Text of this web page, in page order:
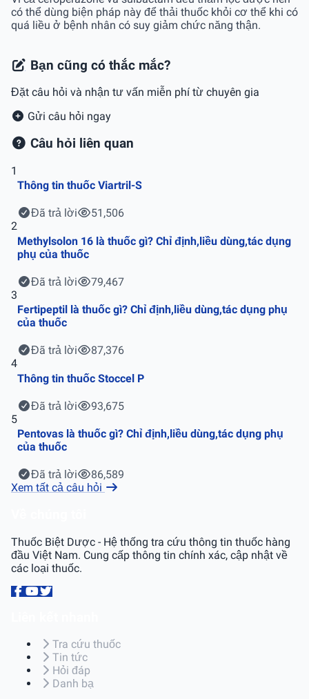
có thể dùng biện pháp này để thải thuốc khỏi cơ thể khi có
quá liều ở bệnh nhân có suy giảm chức năng thận.
Bạn cũng có thắc mắc?
Đặt câu hỏi và nhận tư vấn miễn phí từ chuyên gia
Gửi câu hỏi ngay
Câu hỏi liên quan
1
Thông tin thuốc Viartril-S
Đã trả lời
51,506
2
Methylsolon 16 là thuốc gì? Chỉ định,liều dùng,tác dụng
phụ của thuốc
Đã trả lời
79,467
3
Fertipeptil là thuốc gì? Chỉ định,liều dùng,tác dụng phụ
của thuốc
Đã trả lời
87,376
4
Thông tin thuốc Stoccel P
Đã trả lời
93,675
5
Pentovas là thuốc gì? Chỉ định,liều dùng,tác dụng phụ
của thuốc
Đã trả lời
86,589
Xem tất cả câu hỏi
Thuốc Biệt Dược - Hệ thống tra cứu thông tin thuốc hàng
đầu Việt Nam. Cung cấp thông tin chính xác, cập nhật về
các loại thuốc.
Tra cứu thuốc
Tin tức
Hỏi đáp
Danh bạ